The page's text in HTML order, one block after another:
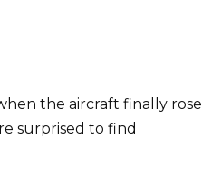
the aircraft finally rose
surprised to find